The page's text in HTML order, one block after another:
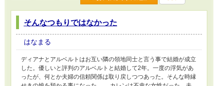
そんなつもりではなかった
はなまる
ディアナとアルベルトはお互い隣の領地同士と言う事で結婚が成立
した。優しいと評判のアルベルトと結婚して2年。一度の浮気があ
ったが、何とか夫婦の信頼関係は取り戻しつつあった。そんな時縁